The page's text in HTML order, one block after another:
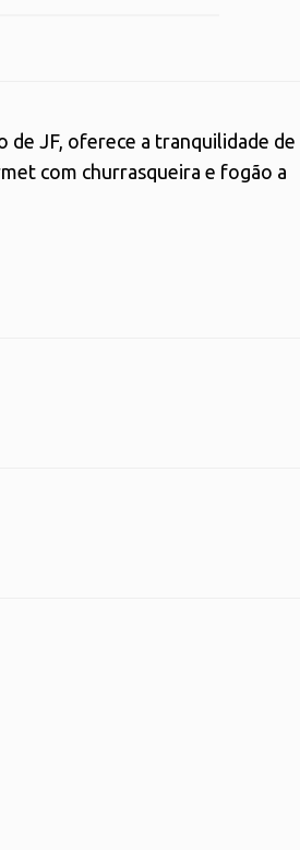
de JF, oferece a tranquilidade de
com churrasqueira e fogão a